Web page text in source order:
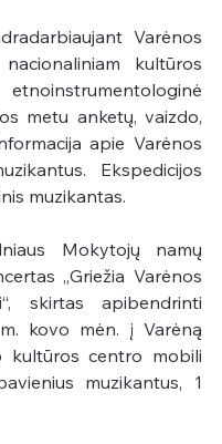
Varėnos
kultūros
metu anketų, vaizdo,
apie Varėnos
Ekspedicijos
muzikantas.
Mokytojų namų
„Griežia Varėnos
skirtas apibendrinti
kovo mėn. į Varėną
kultūros centro mobili
muzikantus, 1